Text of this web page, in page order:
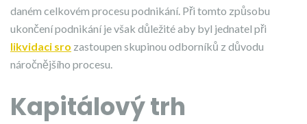
daném celkovém procesu podnikání. Při tomto způsobu
ukončení podnikání je však důležité aby byl jednatel při
likvidaci sro zastoupen skupinou odborníků z důvodu
náročnějšího procesu.
Kapitálový trh